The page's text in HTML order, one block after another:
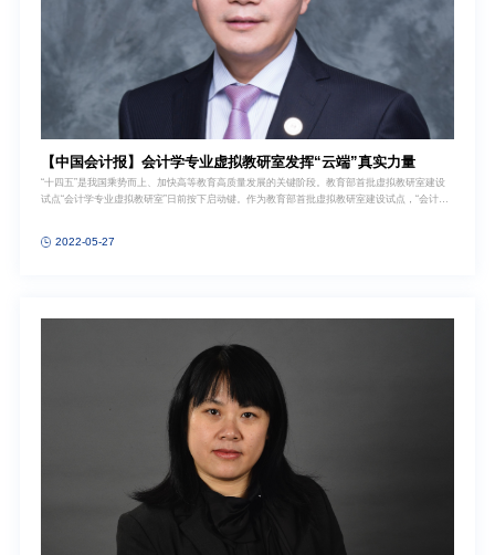
【中国会计报】会计学专业虚拟教研室发挥“云端”真实力量
“十四五”是我国乘势而上、加快高等教育高质量发展的关键阶段。教育部首批虚拟教研室建设
试点“会计学专业虚拟教研室”日前按下启动键。作为教育部首批虚拟教研室建设试点，“会计学
专业虚拟教研室负责人陈信元表示：“开展虚拟教研室建设试点是教育部贯彻落实十四五教育发
2022-05-27